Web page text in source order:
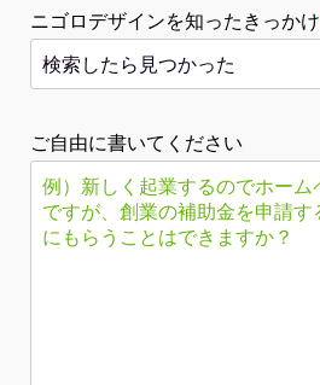
ニゴロデザインを知ったきっかけ
ご自由に書いてください